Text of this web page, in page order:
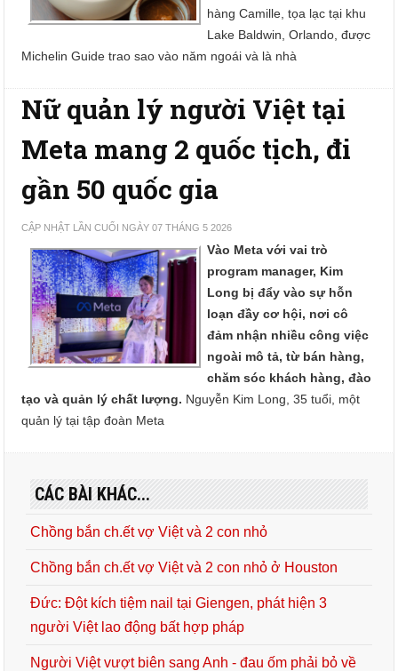
hàng Camille, tọa lạc tại khu
Lake Baldwin, Orlando, được
Michelin Guide trao sao vào năm ngoái và là nhà
Nữ quản lý người Việt tại
Meta mang 2 quốc tịch, đi
gần 50 quốc gia
CẬP NHẬT LẦN CUỐI NGÀY 07 THÁNG 5 2026
Vào Meta với vai trò
program manager, Kim
Long bị đẩy vào sự hỗn
loạn đầy cơ hội, nơi cô
đảm nhận nhiều công việc
ngoài mô tả, từ bán hàng,
chăm sóc khách hàng, đào
tạo và quản lý chất lượng. Nguyễn Kim Long, 35 tuổi, một
quản lý tại tập đoàn Meta
CÁC BÀI KHÁC...
Chồng bắn ch.ết vợ Việt và 2 con nhỏ
Chồng bắn ch.ết vợ Việt và 2 con nhỏ ở Houston
Đức: Đột kích tiệm nail tại Giengen, phát hiện 3
người Việt lao động bất hợp pháp
Người Việt vượt biên sang Anh - đau ốm phải bỏ về